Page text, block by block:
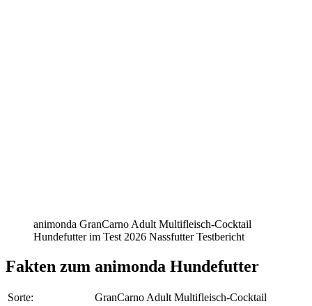
animonda GranCarno Adult Multifleisch-Cocktail
Hundefutter im Test 2026 Nassfutter Testbericht
Fakten zum animonda Hundefutter
Sorte:
GranCarno Adult Multifleisch-Cocktail